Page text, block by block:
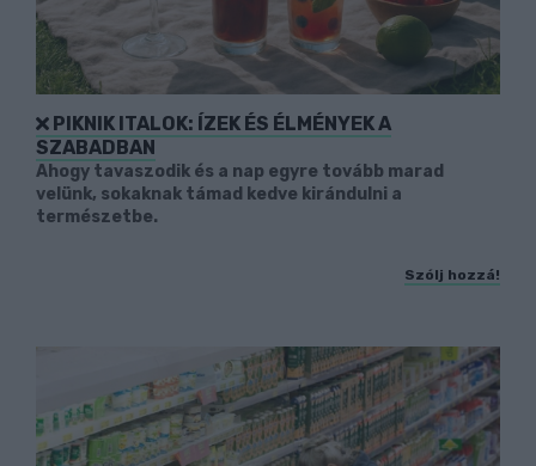
PIKNIK ITALOK: ÍZEK ÉS ÉLMÉNYEK A
SZABADBAN
Ahogy tavaszodik és a nap egyre tovább marad
velünk, sokaknak támad kedve kirándulni a
természetbe.
Szólj hozzá!